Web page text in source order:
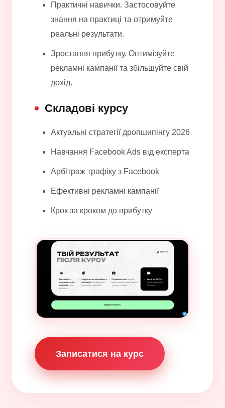
Практичні навички. Застосовуйте
знання на практиці та отримуйте
реальні результати.
Зростання прибутку. Оптимізуйте
рекламні кампанії та збільшуйте свій
дохід.
Складові курсу
Актуальні стратегії дропшипінгу 2026
Навчання Facebook Ads від експерта
Арбітраж трафіку з Facebook
Ефективні рекламні кампанії
Крок за кроком до прибутку
Записатися на курс